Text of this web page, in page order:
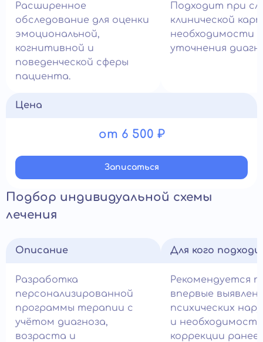
Расширенное
обследование для оценки
эмоциональной,
когнитивной и
поведенческой сферы
пациента.
Подходит при
клинической
необходимости
уточнения
Цена
от 6 500 ₽
Записатьcя
Подбор индивидуальной схемы
лечения
Описание
Разработка
персонализированной
программы терапии с
учётом диагноза,
возраста и
Для кого
Рекомендуется
впервые
психических
и необходимости
коррекции ранее